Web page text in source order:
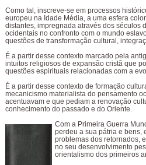
Como tal, inscreve-se em processos
europeu na Idade Média, a uma esfera
distantes, impregnada através dos séculos
ocidentais no confronto com o mundo
questões de transformação cultural,
É a partir desse contexto marcado pela
intuitos religiosos de expansão cristã que
questões espirituais relacionadas com a
É a partir desse contexto de formação
mecanicismo materialista do pensamento
acentuavam e que pediam a renovação
conhecimento do passado e do Oriente.
Com a Primeira Guerra
perdeu a sua pátria e bens,
problemas dos retornados,
no seu desenvolvimento
orientalismo dos primeiros